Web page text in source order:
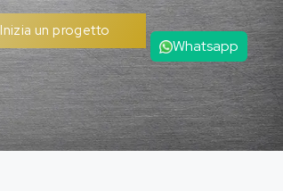
Inizia un progetto
Whatsapp